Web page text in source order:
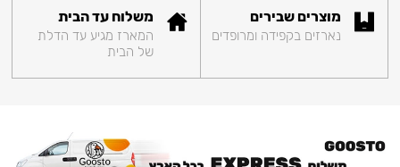
מוצרים שבירים
נארזים בקפידה ומרופדים
משלוח עד הבית
המארז מגיע עד הדלת
של הבית